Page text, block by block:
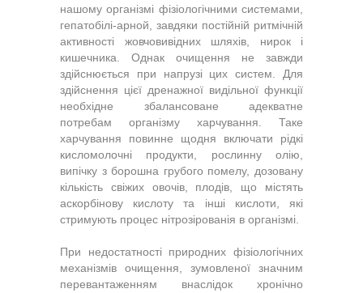
нашому організмі фізіологічними системами,
гепатобілі-арной, завдяки постійній ритмічній
активності жовчовивідних шляхів, нирок і
кишечника. Однак очищення не завжди
здійснюється при напрузі цих систем. Для
здійснення цієї дренажної видільної функції
необхідне збалансоване адекватне
потребам організму харчування. Таке
харчування повинне щодня включати рідкі
кисломолочні продукти, рослинну олію,
випічку з борошна грубого помелу, дозовану
кількість свіжих овочів, плодів, що містять
аскорбінову кислоту та інші кислоти, які
стримують процес нітрозірованія в організмі.
При недостатності природних фізіологічних
механізмів очищення, зумовленої значним
перевантаженням внаслідок хронічно